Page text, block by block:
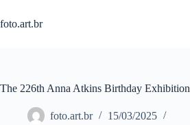
para
o
foto.art.br
The 226th Anna Atkins Birthday Exhibition
foto.art.br
15/03/2025